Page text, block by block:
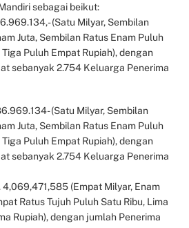
sebagai beikut:
(Satu Milyar, Sembilan
Juta, Sembilan Ratus Enam Puluh
Puluh Empat Rupiah), dengan
sebanyak 2.754 Keluarga Penerima
(Satu Milyar, Sembilan
Juta, Sembilan Ratus Enam Puluh
Puluh Empat Rupiah), dengan
sebanyak 2.754 Keluarga Penerima
4,069,471,585 (Empat Milyar, Enam
Ratus Tujuh Puluh Satu Ribu, Lima
Rupiah), dengan jumlah Penerima